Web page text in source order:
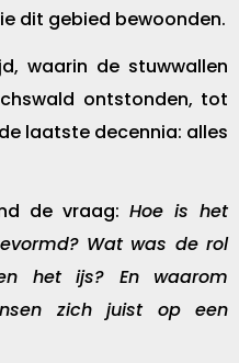
dit gebied bewoonden.
waarin de stuwwallen
ontstonden, tot
laatste decennia: alles
de vraag: Hoe is het
Wat was de rol
het ijs? En waarom
zich juist op een